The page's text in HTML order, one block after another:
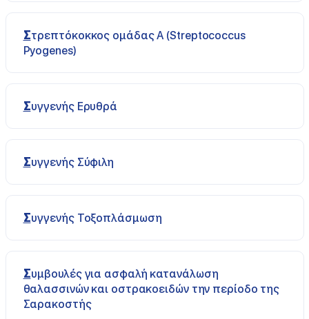
Στρεπτόκοκκος ομάδας Α (Streptococcus
Pyogenes)
Συγγενής Ερυθρά
Συγγενής Σύφιλη
Συγγενής Τοξοπλάσμωση
Συμβουλές για ασφαλή κατανάλωση
θαλασσινών και οστρακοειδών την περίοδο της
Σαρακοστής